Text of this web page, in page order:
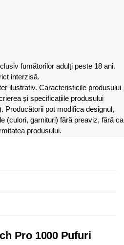
fumătorilor adulți peste 18 ani.
interzisă.
ilustrativ. Caracteristicile produsului
și specificațiile produsului
Producătorii pot modifica designul,
(culori, garnituri) fără preaviz, fără ca
produsului.
Pro 1000 Pufuri